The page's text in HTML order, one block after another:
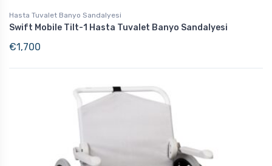
Hasta Tuvalet Banyo Sandalyesi
Swift Mobile Tilt-1 Hasta Tuvalet Banyo Sandalyesi
€1,700